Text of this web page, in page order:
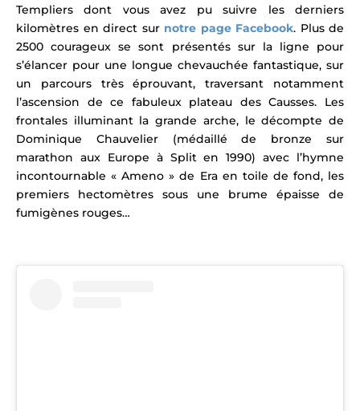
Templiers dont vous avez pu suivre les derniers
kilomètres en direct sur notre page Facebook. Plus de
2500 courageux se sont présentés sur la ligne pour
s’élancer pour une longue chevauchée fantastique, sur
un parcours très éprouvant, traversant notamment
l’ascension de ce fabuleux plateau des Causses. Les
frontales illuminant la grande arche, le décompte de
Dominique Chauvelier (médaillé de bronze sur
marathon aux Europe à Split en 1990) avec l’hymne
incontournable« Ameno » de Era en toile de fond, les
premiers hectomètres sous une brume épaisse de
fumigènes rouges…